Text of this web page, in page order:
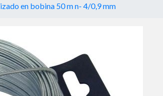
en bobina 50 m n- 4/0,9 mm